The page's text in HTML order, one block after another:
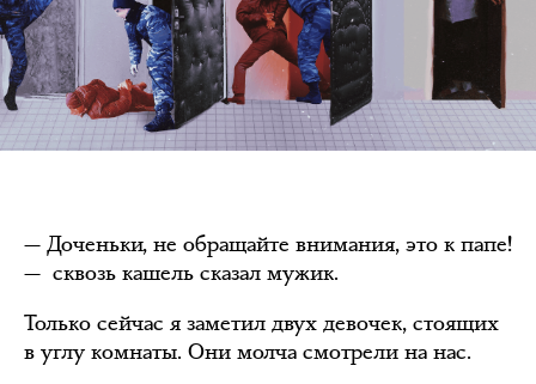
— Доченьки, не обращайте внимания, это к папе!
— сквозь кашель сказал мужик.
Только сейчас я заметил двух девочек, стоящих
в углу комнаты. Они молча смотрели на нас.